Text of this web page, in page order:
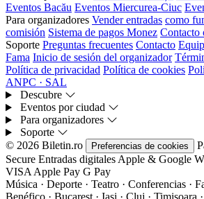
Eventos Bacău Eventos Miercurea-Ciuc
Para organizadores Vender entradas como
comisión Sistema de pagos Monez Contacto
Soporte Preguntas frecuentes Contacto
Fama Inicio de sesión del organizador
Política de privacidad Política de cookies
ANPC · SAL
Descubre
Eventos por ciudad
Para organizadores
Soporte
© 2026 Biletin.ro
Preferencias de cookies
Secure Entradas digitales Apple & Google
VISA Apple Pay G Pay
Música · Deporte · Teatro · Conferencias ·